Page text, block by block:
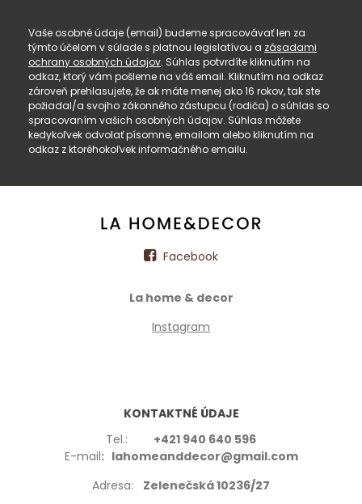
Vaše osobné údaje (email) budeme spracovávať len za
týmto účelom v súlade s platnou legislatívou a zásadami
ochrany osobných údajov. Súhlas potvrdíte kliknutím na
odkaz, ktorý vám pošleme na váš email. Kliknutím na odkaz
zároveň prehlasujete, že ak máte menej ako 16 rokov, tak ste
požiadal/a svojho zákonného zástupcu (rodiča) o súhlas so
spracovaním vašich osobných údajov. Súhlas môžete
kedykoľvek odvolať písomne, emailom alebo kliknutím na
odkaz z ktoréhokoľvek informačného emailu.
Facebook
La home & decor
Instagram
KONTAKTNÉ ÚDAJE
Tel.: +421 940 640 596
E-mail: lahomeanddecor@gmail.com
Adresa: Zelenečská 10236/27